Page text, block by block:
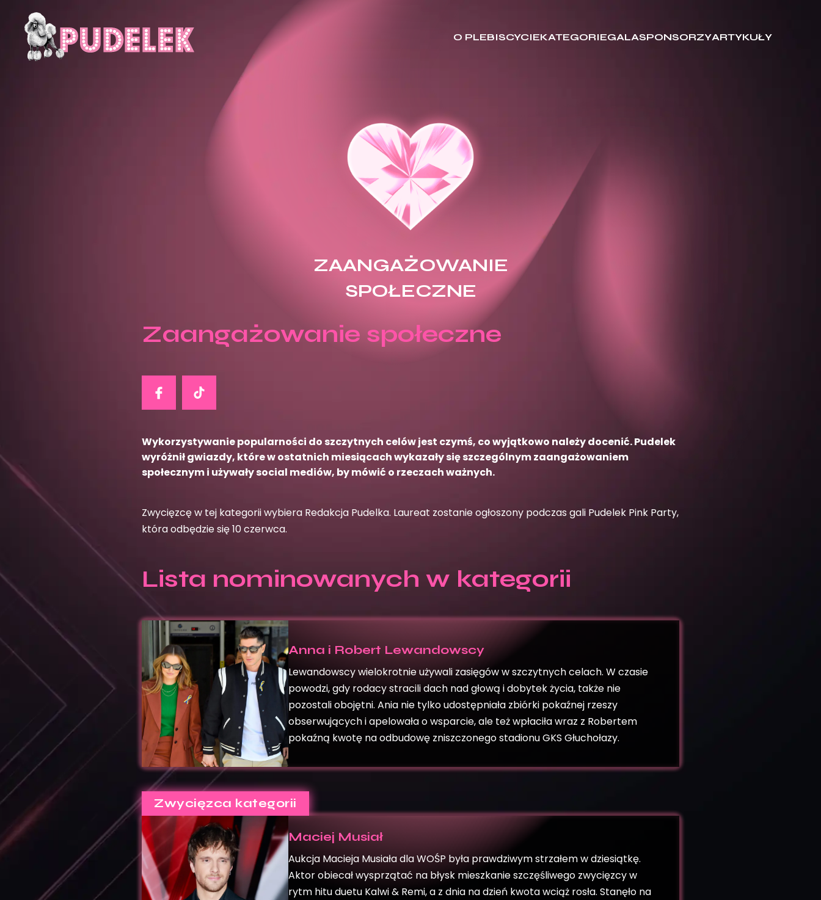
O PLEBISCYCIEKATEGORIEGALASPONSORZYARTYKUŁY
ZAANGAŻOWANIE
SPOŁECZNE
Zaangażowanie społeczne
Wykorzystywanie popularności do szczytnych celów jest czymś, co wyjątkowo należy docenić. Pudelek
wyróżnił gwiazdy, które w ostatnich miesiącach wykazały się szczególnym zaangażowaniem
społecznym i używały social mediów, by mówić o rzeczach ważnych.
Zwycięzcę w tej kategorii wybiera Redakcja Pudelka. Laureat zostanie ogłoszony podczas gali Pudelek Pink Party,
która odbędzie się 10 czerwca.
Lista nominowanych w kategorii
Anna i Robert Lewandowscy
Lewandowscy wielokrotnie używali zasięgów w szczytnych celach. W czasie
powodzi, gdy rodacy stracili dach nad głową i dobytek życia, także nie
pozostali obojętni. Ania nie tylko udostępniała zbiórki pokaźnej rzeszy
obserwujących i apelowała o wsparcie, ale też wpłaciła wraz z Robertem
pokaźną kwotę na odbudowę zniszczonego stadionu GKS Głuchołazy.
Zwycięzca kategorii
Maciej Musiał
Aukcja Macieja Musiała dla WOŚP była prawdziwym strzałem w dziesiątkę.
Aktor obiecał wysprzątać na błysk mieszkanie szczęśliwego zwycięzcy w
rytm hitu duetu Kalwi & Remi, a z dnia na dzień kwota wciąż rosła. Stanęło na